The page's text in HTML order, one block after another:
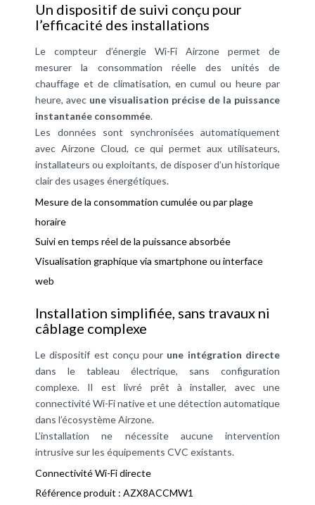
Un dispositif de suivi conçu pour
l’efficacité des installations
Le compteur d’énergie Wi-Fi Airzone permet de
mesurer la consommation réelle des unités de
chauffage et de climatisation, en cumul ou heure par
heure, avec une visualisation précise de la puissance
instantanée consommée.
Les données sont synchronisées automatiquement
avec Airzone Cloud, ce qui permet aux utilisateurs,
installateurs ou exploitants, de disposer d’un historique
clair des usages énergétiques.
Mesure de la consommation cumulée ou par plage
horaire
Suivi en temps réel de la puissance absorbée
Visualisation graphique via smartphone ou interface
web
Installation simplifiée, sans travaux ni
câblage complexe
Le dispositif est conçu pour une intégration directe
dans le tableau électrique, sans configuration
complexe. Il est livré prêt à installer, avec une
connectivité Wi-Fi native et une détection automatique
dans l’écosystème Airzone.
L’installation ne nécessite aucune intervention
intrusive sur les équipements CVC existants.
Connectivité Wi-Fi directe
Référence produit : AZX8ACCMW1